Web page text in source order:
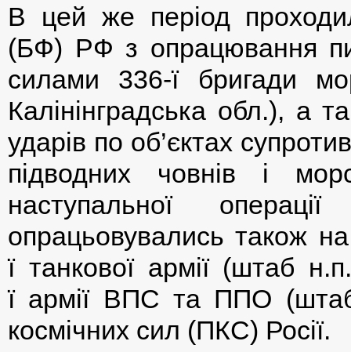
В цей же період
(БФ) РФ з опрацювання
силами 336-ї бригади
Калінінградська обл.), а
ударів по об’єктах
підводних човнів і
наступальної
опрацьовувались також
ї танкової армії (штаб
ї армії ВПС та ППО
космічних сил (ПКС) Росії.